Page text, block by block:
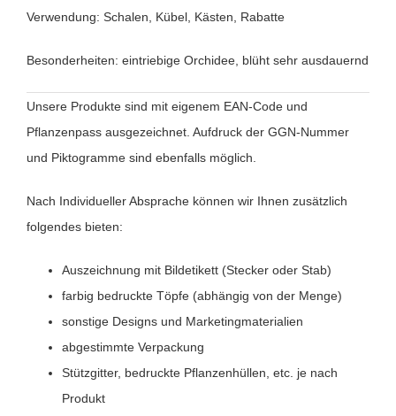
Verwendung: Schalen, Kübel, Kästen, Rabatte
Besonderheiten: eintriebige Orchidee, blüht sehr ausdauernd
Unsere Produkte sind mit eigenem EAN-Code und
Pflanzenpass ausgezeichnet. Aufdruck der GGN-Nummer
und Piktogramme sind ebenfalls möglich.
Nach Individueller Absprache können wir Ihnen zusätzlich
folgendes bieten:
Auszeichnung mit Bildetikett (Stecker oder Stab)
farbig bedruckte Töpfe (abhängig von der Menge)
sonstige Designs und Marketingmaterialien
abgestimmte Verpackung
Stützgitter, bedruckte Pflanzenhüllen, etc. je nach
Produkt